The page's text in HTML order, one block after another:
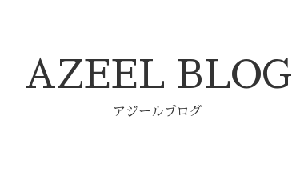
AZEEL BLOG
アジールブログ